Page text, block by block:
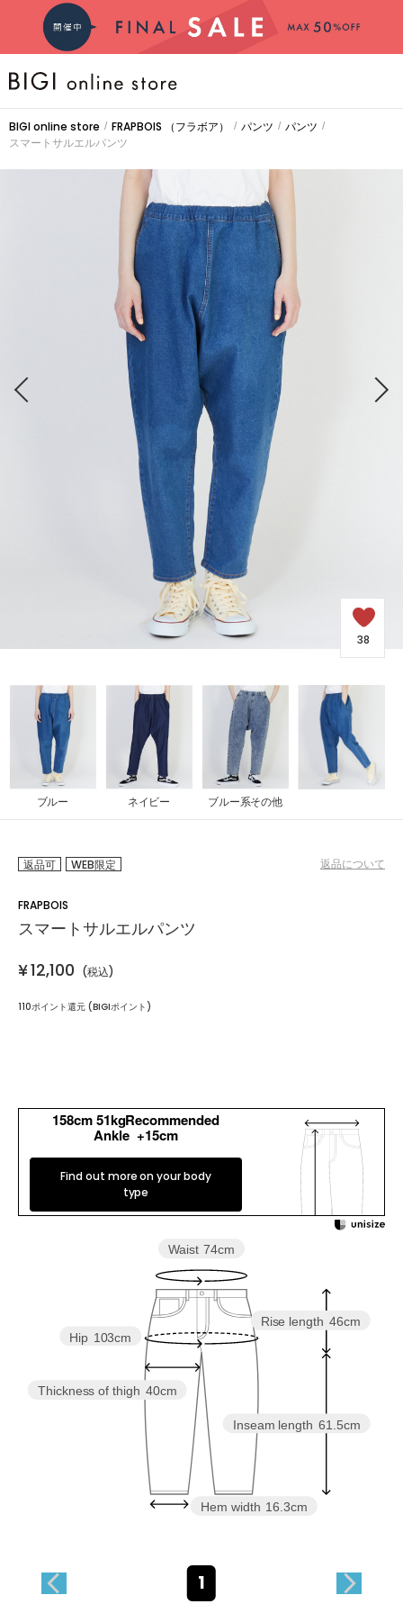
BRAND
大きいサイズ
SALE
OUTLET
BIGI online store / FRAPBOIS （フラボア） / パンツ / パンツ /
スマートサルエルパンツ
38
ブルー ネイビー ブルー系その他
返品可 WEB限定 返品について
FRAPBOIS
スマートサルエルパンツ
¥12,100 (税込)
110ポイント還元 (BIGIポイント)
158cm 51kgRecommended
Ankle +15cm
Find out more on your body
type
Inseam length 61.5cm
Rise length 46cm
Hem width 16.3cm
Thickness of thigh 40cm
Hip 103cm
Waist 74cm
1